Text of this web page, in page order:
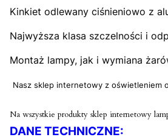
Kinkiet odlewany ciśnieniowo z
Najwyższa klasa szczelności i
Montaż lampy, jak i wymiana
Nasz sklep internetowy z oświetleniem
Na wszystkie produkty sklep internetowy
DANE TECHNICZNE: